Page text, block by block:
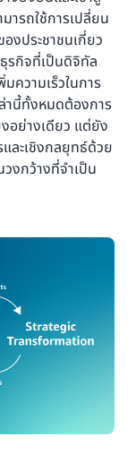
ารถใช้การเปลี่ยน
งประชาชนเกี่ยว
รกิจที่เป็นดิจิทัล
ความเร็วในการ
านี้ทั้งหมดต้องการ
อย่างเดียว แต่ยัง
ละเชิงกลยุทธ์ด้วย
งกว้างที่จำเป็น